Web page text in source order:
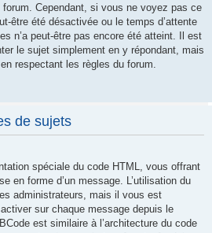
Cependant, si vous ne voyez pas ce
être été désactivée ou le temps d’attente
n’a peut-être pas encore été atteint. Il est
le sujet simplement en y répondant, mais
respectant les règles du forum.
de sujets
spéciale du code HTML, vous offrant
en forme d’un message. L’utilisation du
administrateurs, mais il vous est
sur chaque message depuis le
est similaire à l’architecture du code